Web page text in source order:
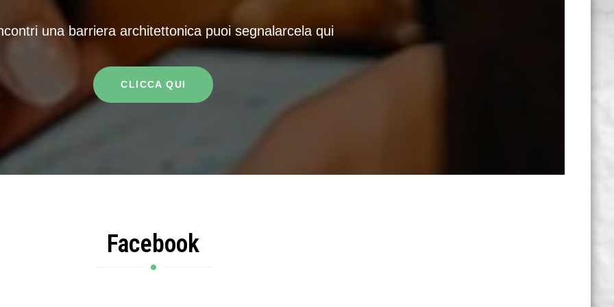
una barriera architettonica puoi segnalarcela qui
CLICCA QUI
Facebook